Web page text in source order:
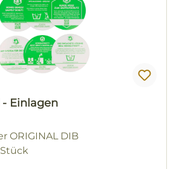
Einlagen
ORIGINAL DIB